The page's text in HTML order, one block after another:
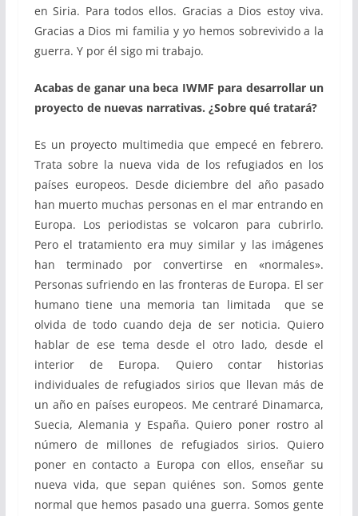
en Siria. Para todos ellos. Gracias a Dios estoy viva.
Gracias a Dios mi familia y yo hemos sobrevivido a la
guerra. Y por él sigo mi trabajo.
Acabas de ganar una beca IWMF para desarrollar un
proyecto de nuevas narrativas. ¿Sobre qué tratará?
Es un proyecto multimedia que empecé en febrero.
Trata sobre la nueva vida de los refugiados en los
países europeos. Desde diciembre del año pasado
han muerto muchas personas en el mar entrando en
Europa. Los periodistas se volcaron para cubrirlo.
Pero el tratamiento era muy similar y las imágenes
han terminado por convertirse en «normales».
Personas sufriendo en las fronteras de Europa. El ser
humano tiene una memoria tan limitada que se
olvida de todo cuando deja de ser noticia. Quiero
hablar de ese tema desde el otro lado, desde el
interior de Europa. Quiero contar historias
individuales de refugiados sirios que llevan más de
un año en países europeos. Me centraré Dinamarca,
Suecia, Alemania y España. Quiero poner rostro al
número de millones de refugiados sirios. Quiero
poner en contacto a Europa con ellos, enseñar su
nueva vida, que sepan quiénes son. Somos gente
normal que hemos pasado una guerra. Somos gente